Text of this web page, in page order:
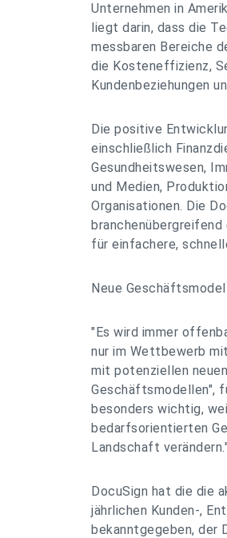
Unternehmen in
liegt darin, dass die
messbaren Bereiche
die Kosteneffizienz,
Kundenbeziehungen
Die positive
einschließlich
Gesundheitswesen,
und Medien,
Organisationen. Die
für einfachere,
Neue
"Es wird immer
nur im Wettbewerb
mit potenziellen
Geschäftsmodellen",
besonders wichtig,
bedarfsorientierten
Landschaft verändern."
DocuSign hat die die
jährlichen Kunden-,
bekanntgegeben, der